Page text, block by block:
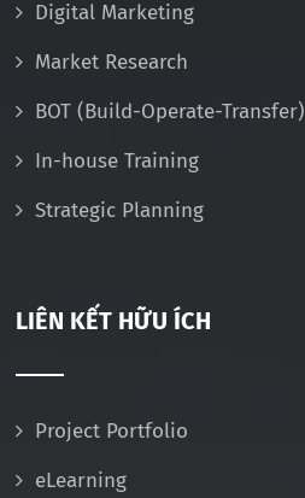
Digital Marketing
Market Research
BOT (Build-Operate-Transfer)
In-house Training
Strategic Planning
LIÊN KẾT HỮU ÍCH
Project Portfolio
eLearning